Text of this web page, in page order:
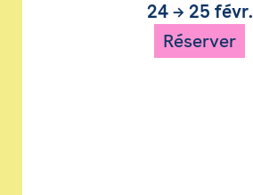
24→ 25 févr.
Réserver